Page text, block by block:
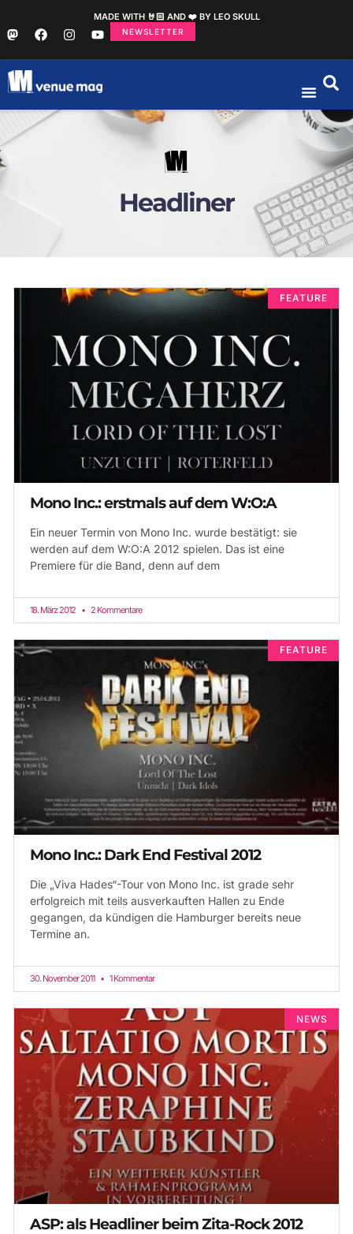
MADE WITH 🤘🏻 AND ❤️ BY LEO SKULL
NEWSLETTER
Headliner
FEATURE
Mono Inc.: erstmals auf dem W:O:A
Ein neuer Termin von Mono Inc. wurde bestätigt: sie
werden auf dem W:O:A 2012 spielen. Das ist eine
Premiere für die Band, denn auf dem
18. März 2012 2 Kommentare
FEATURE
Mono Inc.: Dark End Festival 2012
Die „Viva Hades“-Tour von Mono Inc. ist grade sehr
erfolgreich mit teils ausverkauften Hallen zu Ende
gegangen, da kündigen die Hamburger bereits neue
Termine an.
30. November 2011 1 Kommentar
NEWS
ASP: als Headliner beim Zita-Rock 2012